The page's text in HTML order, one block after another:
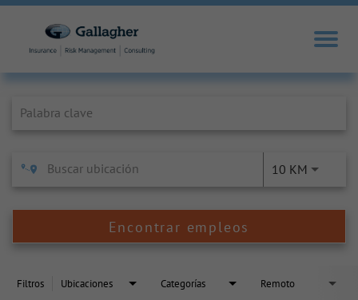
10 KM
Encontrar empleos
Filtros Ubicaciones Categorías Remoto